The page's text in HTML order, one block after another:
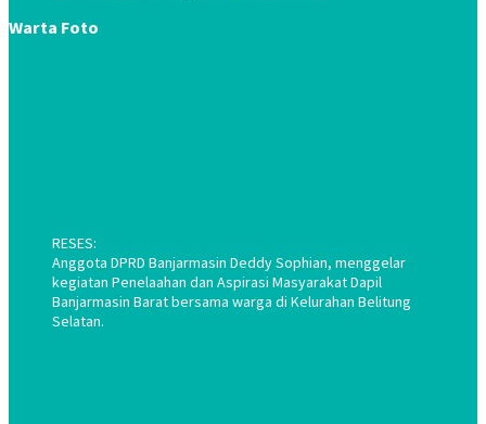
Warta Foto
RESES:
Anggota DPRD Banjarmasin Deddy Sophian, menggelar
kegiatan Penelaahan dan Aspirasi Masyarakat Dapil
Banjarmasin Barat bersama warga di Kelurahan Belitung
Selatan.